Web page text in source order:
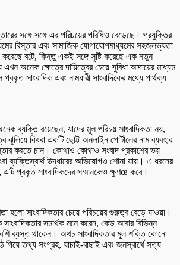
সঙ্গে সঙ্গে এর পরিচয়ের পরিধিও বেড়েছে। প্রযুক্তির
বিস্তার এবং সামাজিক যোগাযোগমাধ্যমের সহজলভ্যতা
করেছে বটে, কিন্তু একই সঙ্গে সৃষ্টি করেছে এক নতুন
এখন অনেক ক্ষেত্রে দায়িত্বের চেয়ে সুবিধা আদায়ের মাধ্যম
সাংবাদিক এবং নামধারী সাংবাদিকের মধ্যে পার্থক্য
ব্যক্তি রয়েছেন, যাদের মূল পরিচয় সাংবাদিকতা নয়,
কিংবা একটি ছোট্ট অনলাইন পোর্টালের নাম ব্যবহার
করতে চান। কোথাও কোথাও সংবাদ প্রকাশের ভয়
ব্যক্তিস্বার্থ উদ্ধারের অভিযোগও শোনা যায়। এ ধরনের
প্রকৃত সাংবাদিকদের সম্মানকেও ক্ষুণœ করে।
সাংবাদিকতার চেয়ে পরিচয়ের গুরুত্ব বেড়ে যাওয়া।
সমার্থক মনে করেন, কেউ আবার বিভিন্ন
ব্যস্ত থাকেন। অথচ সাংবাদিকতার মূল শক্তি কোনো
তথ্য সংগ্রহ, যাচাই-বাছাই এবং জনস্বার্থে সত্য